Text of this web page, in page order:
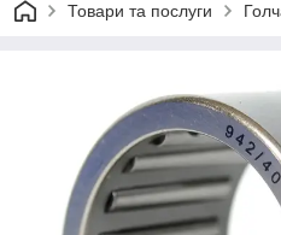
Товари та послуги